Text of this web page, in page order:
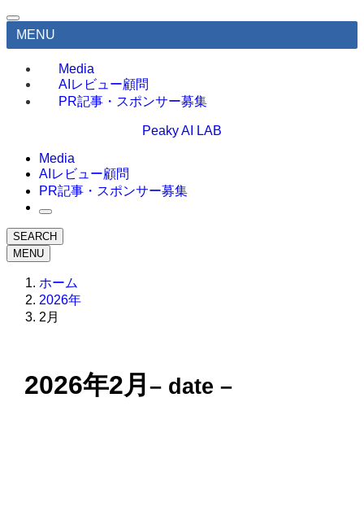
MENU
Media
AIレビュー顧問
PR記事・スポンサー募集
Peaky AI LAB
Media
AIレビュー顧問
PR記事・スポンサー募集
SEARCH
MENU
ホーム
2026年
2月
2026年2月– date –